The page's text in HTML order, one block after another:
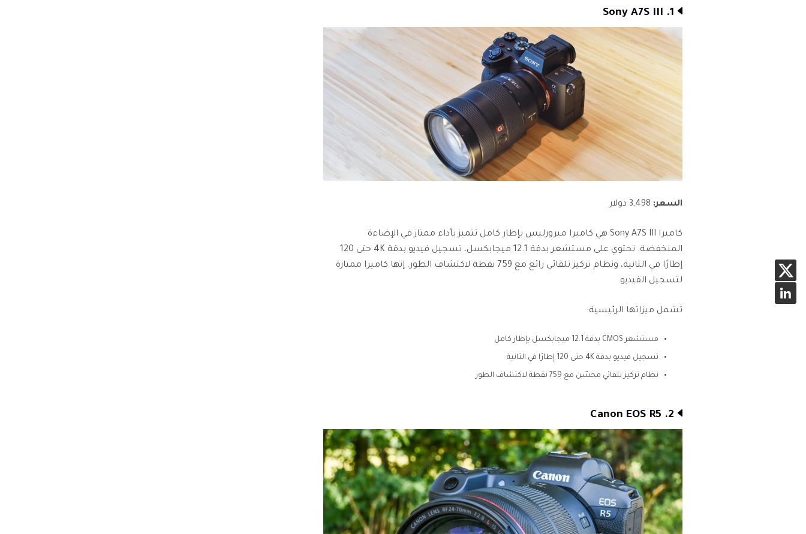
1. Sony A7S III
السعر:
كاميرا Sony A7S III هي كاميرا ميرورليس بإطار كامل تتميز بأداء ممتاز في الإضاءة
المنخفضة. تحتوي على مستشعر بدقة 12.1 ميجابكسل، تسجيل فيديو بدقة 4K حتى 120
إطارًا في الثانية، ونظام تركيز تلقائي رائع مع 759 نقطة لاكتشاف الطور. إنها كاميرا ممتازة
لتسجيل الفيديو.
تشمل ميزاتها الرئيسية:
مستشعر CMOS بدقة 12.1 ميجابكسل بإطار كامل
تسجيل فيديو بدقة 4K حتى 120 إطارًا في الثانية
نظام تركيز تلقائي محسّن مع 759 نقطة لاكتشاف الطور
2. Canon EOS R5